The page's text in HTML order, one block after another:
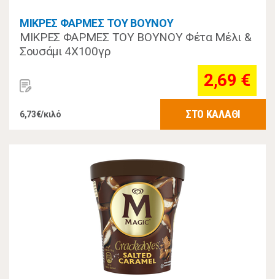
ΜΙΚΡΕΣ ΦΑΡΜΕΣ ΤΟΥ ΒΟΥΝΟΥ
ΜΙΚΡΕΣ ΦΑΡΜΕΣ ΤΟΥ ΒΟΥΝΟΥ Φέτα Μέλι &
Σουσάμι 4Χ100γρ
2,69 €
6,73€/κιλό ΣΤΟ ΚΑΛΑΘΙ